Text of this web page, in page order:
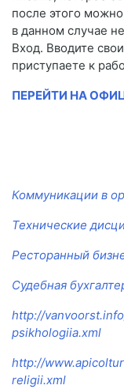
после этого
в данном случае
Вход. Вводите
приступаете к
ПЕРЕЙТИ НА
Коммуникации в
Технические
Ресторанный
Судебная
http://
psikhologiia.xml
http://
religii.xml